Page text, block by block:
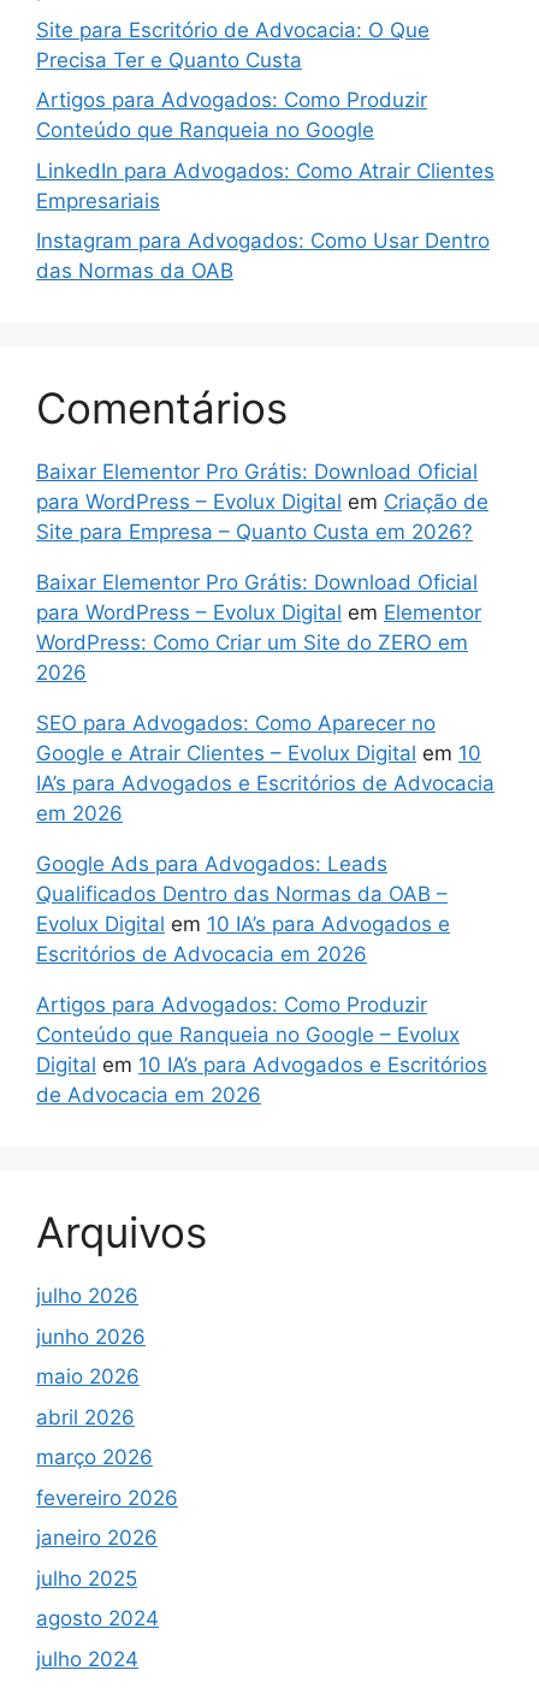
Site para Escritório de Advocacia: O Que
Precisa Ter e Quanto Custa
Artigos para Advogados: Como Produzir
Conteúdo que Ranqueia no Google
LinkedIn para Advogados: Como Atrair Clientes
Empresariais
Instagram para Advogados: Como Usar Dentro
das Normas da OAB
Comentários
Baixar Elementor Pro Grátis: Download Oficial
para WordPress – Evolux Digital em Criação de
Site para Empresa – Quanto Custa em 2026?
Baixar Elementor Pro Grátis: Download Oficial
para WordPress – Evolux Digital em Elementor
WordPress: Como Criar um Site do ZERO em
2026
SEO para Advogados: Como Aparecer no
Google e Atrair Clientes – Evolux Digital em 10
IA’s para Advogados e Escritórios de Advocacia
em 2026
Google Ads para Advogados: Leads
Qualificados Dentro das Normas da OAB –
Evolux Digital em 10 IA’s para Advogados e
Escritórios de Advocacia em 2026
Artigos para Advogados: Como Produzir
Conteúdo que Ranqueia no Google – Evolux
Digital em 10 IA’s para Advogados e Escritórios
de Advocacia em 2026
Arquivos
julho 2026
junho 2026
maio 2026
abril 2026
março 2026
fevereiro 2026
janeiro 2026
julho 2025
agosto 2024
julho 2024